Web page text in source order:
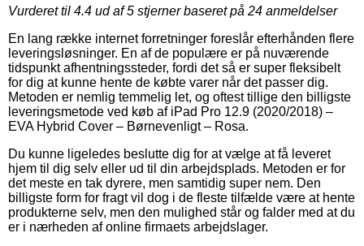
Vurderet til 4.4 ud af 5 stjerner baseret på 24 anmeldelser
En lang række internet forretninger foreslår efterhånden flere
leveringsløsninger. En af de populære er på nuværende
tidspunkt afhentningssteder, fordi det så er super fleksibelt
for dig at kunne hente de købte varer når det passer dig.
Metoden er nemlig temmelig let, og oftest tillige den billigste
leveringsmetode ved køb af iPad Pro 12.9 (2020/2018) –
EVA Hybrid Cover – Børnevenligt – Rosa.
Du kunne ligeledes beslutte dig for at vælge at få leveret
hjem til dig selv eller ud til din arbejdsplads. Metoden er for
det meste en tak dyrere, men samtidig super nem. Den
billigste form for fragt vil dog i de fleste tilfælde være at hente
produkterne selv, men den mulighed står og falder med at du
er i nærheden af online firmaets arbejdslager.